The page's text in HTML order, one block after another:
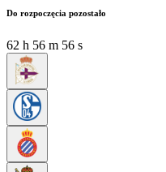
Do rozpoczęcia pozostało
62 h 56 m 56 s